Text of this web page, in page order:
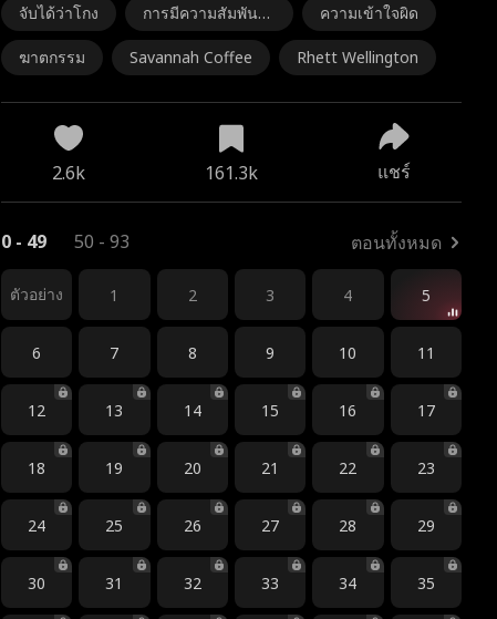
จับได้ว่าโกง
การมีความสัมพันธ์
ชั่วคราว
ความเข้าใจผิด
ฆาตกรรม Savannah Coffee Rhett Wellington
2.6k 161.3k แชร์
0 - 49 50 - 93 ตอนทั้งหมด
ตัวอย่าง 1 2 3 4 5
6 7 8 9 10 11
12 13 14 15 16 17
18 19 20 21 22 23
24 25 26 27 28 29
30 31 32 33 34 35